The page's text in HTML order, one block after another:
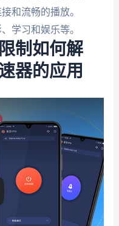
和流畅的播放。
学习和娱乐等。
制如何解
器的应用